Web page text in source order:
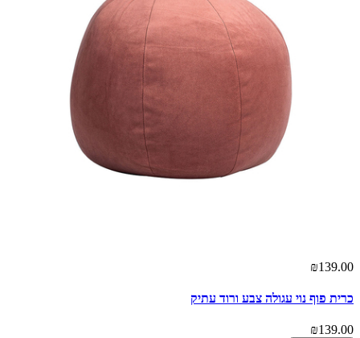
₪139.00
כרית פוף נוי עגולה צבע ורוד עתיק
₪139.00